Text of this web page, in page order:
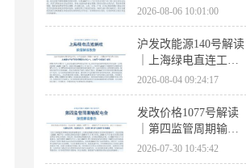
条件、保函罚则、出
清机制、聚合商门槛
2026-08-06 10:01:00
沪发改能源140号解读
｜上海绿电直连工作
方案 申报条件、源荷
指标、场景优先级全
梳理
2026-08-04 09:24:17
发改价格1077号解读
｜第四监管周期输配
电价落地 电量电价下
调容量电价上调
2026-07-30 10:45:42